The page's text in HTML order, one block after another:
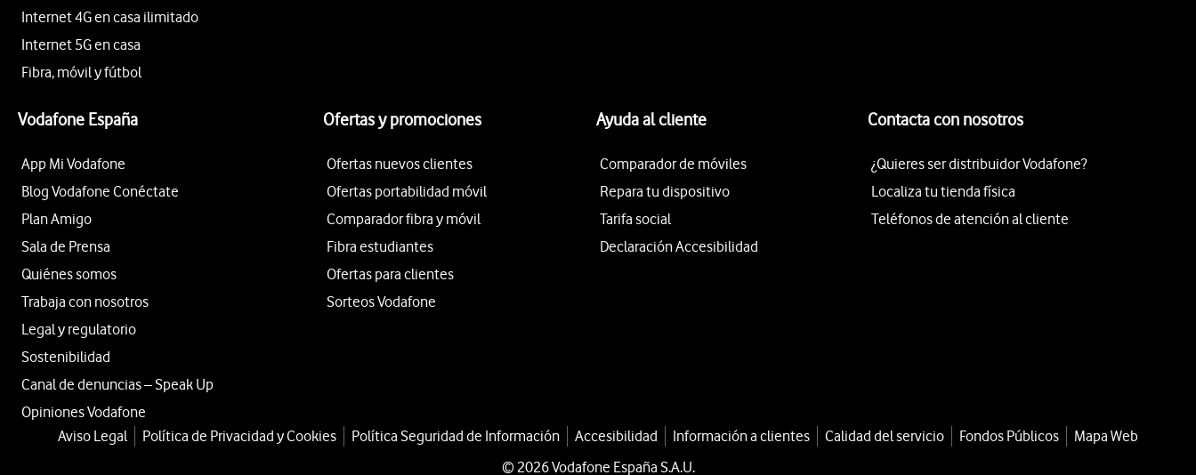
Internet 4G en casa ilimitado
Internet 5G en casa
Fibra, móvil y fútbol
Vodafone España
App Mi Vodafone
Blog Vodafone Conéctate
Plan Amigo
Sala de Prensa
Quiénes somos
Trabaja con nosotros
Legal y regulatorio
Sostenibilidad
Canal de denuncias – Speak Up
Opiniones Vodafone
Ofertas y promociones
Ofertas nuevos clientes
Ofertas portabilidad móvil
Comparador fibra y móvil
Fibra estudiantes
Ofertas para clientes
Sorteos Vodafone
Ayuda al cliente
Comparador de móviles
Repara tu dispositivo
Tarifa social
Declaración Accesibilidad
Contacta con nosotros
¿Quieres ser distribuidor Vodafone?
Localiza tu tienda física
Teléfonos de atención al cliente
Aviso Legal Política de Privacidad y Cookies Política Seguridad de Información Accesibilidad Información a clientes Calidad del servicio Fondos Públicos
Mapa Web
© 2026 Vodafone España S.A.U.